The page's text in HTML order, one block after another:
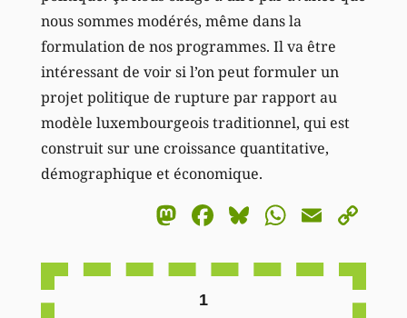
nous sommes modérés, même dans la
formulation de nos programmes. Il va être
intéressant de voir si l’on peut formuler un
projet politique de rupture par rapport au
modèle luxembourgeois traditionnel, qui est
construit sur une croissance quantitative,
démographique et économique.
Mastodon
Facebook
BlueskyEmail
1